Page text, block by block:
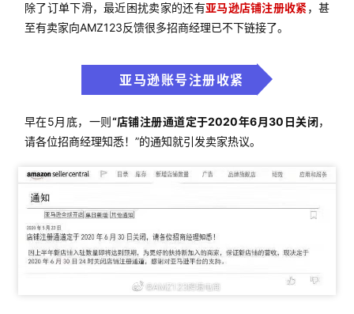
除了订单下滑，最近困扰卖家的还有亚马逊店铺注册收紧 ，甚
至有卖家向AMZ123反馈很多招商经理已不下链接了。
亚马逊账号注册收紧
早在5月底，一则“店铺注册通道定于2020年6月30日关闭，
请各位招商经理知悉！”的通知就引发卖家热议。